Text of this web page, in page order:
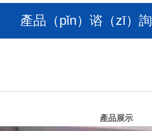
產品（pǐn）谘（zī）詢
產品展示